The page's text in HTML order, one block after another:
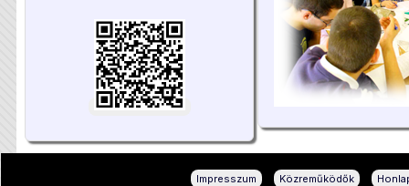
Impresszum Közreműködők